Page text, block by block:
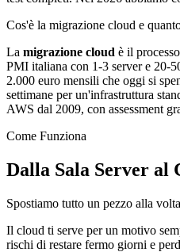
Cos'è la migrazione cloud e
La migrazione cloud è il
PMI italiana con 1-3 server e 20-
2.000 euro mensili che oggi si
settimane per un'infrastruttura
AWS dal 2009, con assessment
Come Funziona
Dalla Sala Server al
Spostiamo tutto un pezzo alla
Il cloud ti serve per un motivo
rischi di restare fermo giorni e